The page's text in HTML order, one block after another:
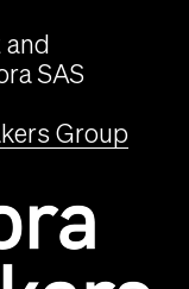
and
SAS
Group